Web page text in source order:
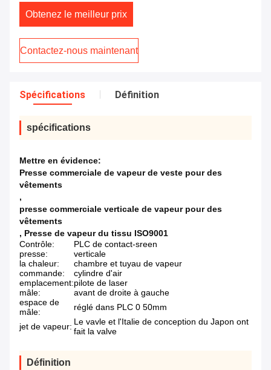
Obtenez le meilleur prix
Contactez-nous maintenant
Spécifications Définition
spécifications
Mettre en évidence:
Presse commerciale de vapeur de veste pour des
vêtements
,
presse commerciale verticale de vapeur pour des
vêtements
, Presse de vapeur du tissu ISO9001
Contrôle:
PLC de contact-sreen
presse:
verticale
la chaleur:
chambre et tuyau de vapeur
commande:
cylindre d'air
emplacement:pilote de laser
mâle:
avant de droite à gauche
espace de
mâle:
réglé dans PLC 0 50mm
jet de vapeur: Le vavle et l'Italie de conception du Japon ont
fait la valve
Définition